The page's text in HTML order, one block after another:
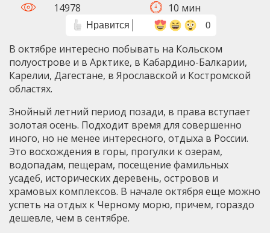
14978
10 мин
Нравится 0
В октябре интересно побывать на Кольском
полуострове и в Арктике, в Кабардино-Балкарии,
Карелии, Дагестане, в Ярославской и Костромской
областях.
Знойный летний период позади, в права вступает
золотая осень. Подходит время для совершенно
иного, но не менее интересного, отдыха в России.
Это восхождения в горы, прогулки к озерам,
водопадам, пещерам, посещение фамильных
усадеб, исторических деревень, островов и
храмовых комплексов. В начале октября еще можно
успеть на отдых к Черному морю, причем, гораздо
дешевле, чем в сентябре.